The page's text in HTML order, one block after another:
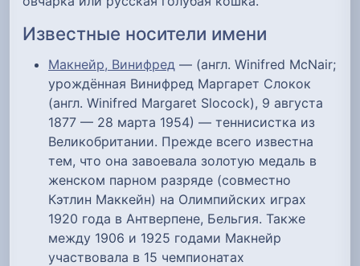
Известные носители имени
Макнейр, Винифред — (англ. Winifred McNair;
урождённая Винифред Маргарет Слокок
(англ. Winifred Margaret Slocock), 9 августа
1877 — 28 марта 1954) ― теннисистка из
Великобритании. Прежде всего известна
тем, что она завоевала золотую медаль в
женском парном разряде (совместно
Кэтлин Маккейн) на Олимпийских играх
1920 года в Антверпене, Бельгия. Также
между 1906 и 1925 годами Макнейр
участвовала в 15 чемпионатах